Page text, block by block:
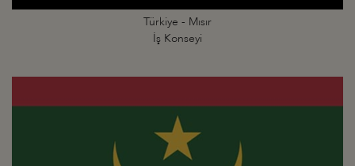
Türkiye - Mısır
İş Konseyi